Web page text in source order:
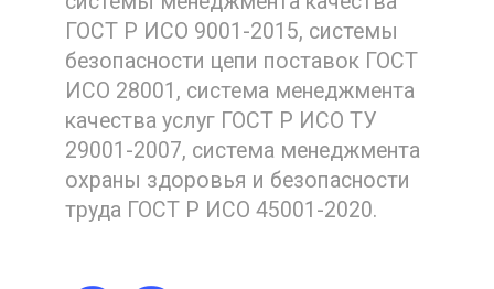
Отправить
Нажимая на кнопку "Отправить" я прочитал и
подтверждаю, что ознакомлен с
Пользовательским соглашениемиПолитикой в
области обработки и защиты персональных
данных, а также даюСогласие на обработку
персональных данных